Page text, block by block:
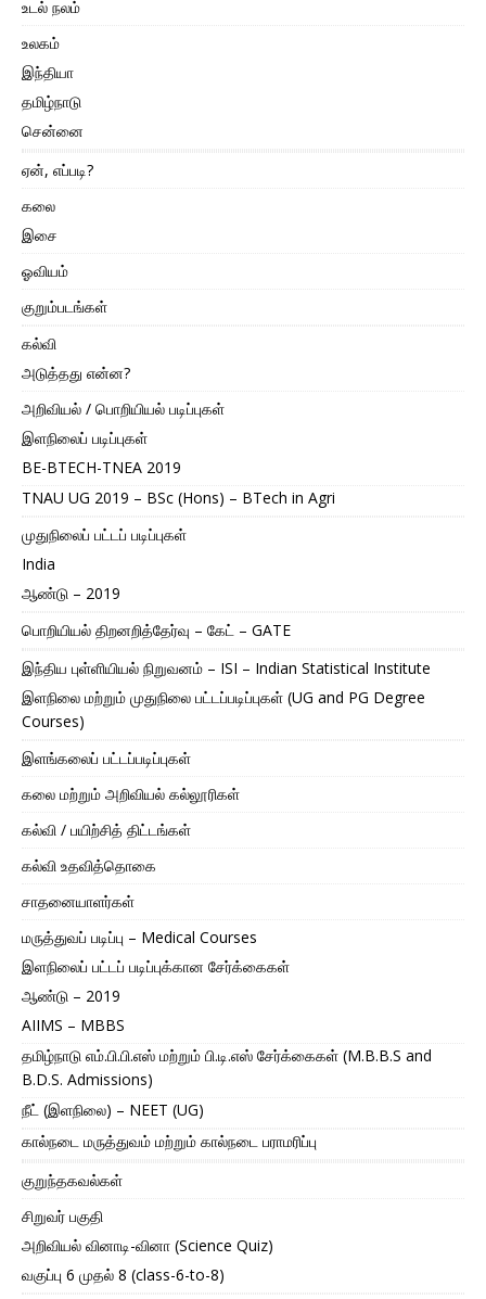
உடல் நலம்
உலகம்
இந்தியா
தமிழ்நாடு
சென்னை
ஏன், எப்படி?
கலை
இசை
ஓவியம்
குறும்படங்கள்
கல்வி
அடுத்தது என்ன?
அறிவியல் / பொறியியல் படிப்புகள்
இளநிலைப் படிப்புகள்
BE-BTECH-TNEA 2019
TNAU UG 2019 – BSc (Hons) – BTech in Agri
முதுநிலைப் பட்டப் படிப்புகள்
India
ஆண்டு – 2019
பொறியியல் திறனறித்தேர்வு – கேட் – GATE
இந்திய புள்ளியியல் நிறுவனம் – ISI – Indian Statistical Institute
இளநிலை மற்றும் முதுநிலை பட்டப்படிப்புகள் (UG and PG Degree
Courses)
இளங்கலைப் பட்டப்படிப்புகள்
கலை மற்றும் அறிவியல் கல்லூரிகள்
கல்வி / பயிற்சித் திட்டங்கள்
கல்வி உதவித்தொகை
சாதனையாளர்கள்
மருத்துவப் படிப்பு – Medical Courses
இளநிலைப் பட்டப் படிப்புக்கான சேர்க்கைகள்
ஆண்டு – 2019
AIIMS – MBBS
தமிழ்நாடு எம்.பி.பி.எஸ் மற்றும் பி.டி.எஸ் சேர்க்கைகள் (M.B.B.S and
B.D.S. Admissions)
நீட் (இளநிலை) – NEET (UG)
கால்நடை மருத்துவம் மற்றும் கால்நடை பராமரிப்பு
குறுந்தகவல்கள்
சிறுவர் பகுதி
அறிவியல் வினாடி-வினா (Science Quiz)
வகுப்பு 6 முதல் 8 (class-6-to-8)